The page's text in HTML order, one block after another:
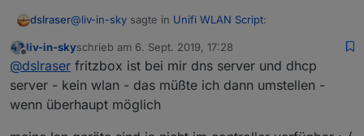
dslraser@liv-in-sky sagte in Unifi WLAN Script:
@dslraserok - funktioniert - ab ich muss die
namen schon in der fritzbox pflegen und nun
auch da noch ??
In der FritzBox habe ich kein Gerät drinn, auch WLAN
ist aus. Die ist nur noch für die Telefone und
Offline
liv-in-skyschrieb am 6. Sept. 2019, 17:28
zuletzt editiert von
@dslraser fritzbox ist bei mir dns server und dhcp
server - kein wlan - das müßte ich dann umstellen -
wenn überhaupt möglich